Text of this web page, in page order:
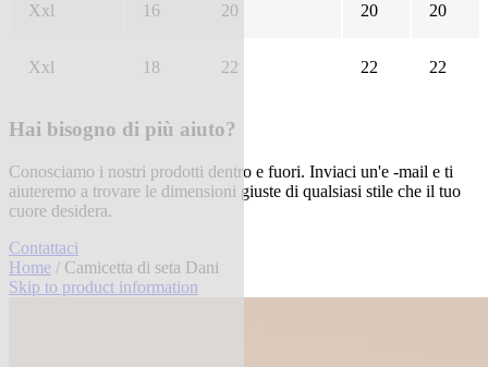
Xxl 16 20 20 20
Xxl 18 22 22 22
Hai bisogno di più aiuto?
Conosciamo i nostri prodotti dentro e fuori. Inviaci un'e -mail e ti
aiuteremo a trovare le dimensioni giuste di qualsiasi stile che il tuo
cuore desidera.
Contattaci
Home / Camicetta di seta Dani
Skip to product information